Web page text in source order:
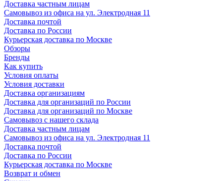
Доставка частным лицам
Самовывоз из офиса на ул. Электродная 11
Доставка почтой
Доставка по России
Курьерская доставка по Москве
Обзоры
Бренды
Как купить
Условия оплаты
Условия доставки
Доставка организациям
Доставка для организаций по России
Доставка для организаций по Москве
Самовывоз с нашего склада
Доставка частным лицам
Самовывоз из офиса на ул. Электродная 11
Доставка почтой
Доставка по России
Курьерская доставка по Москве
Возврат и обмен